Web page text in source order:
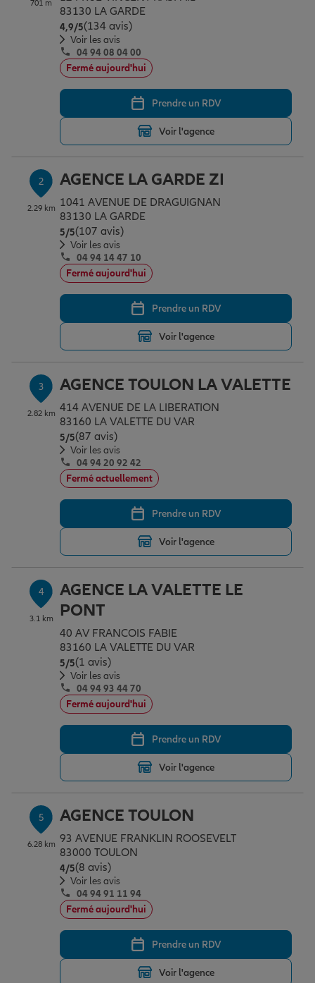
Assurance emprunteur
Prévoyance et dépendance
Assurance animal de compagnie
Protection de la famille
Protection juridique
Épargne & retraite
Plan épargne retraite
Assurance vie
Placements financiers
Investissements immobiliers
Transmission
Vos projets
Partir en vacances
Déménager
Changer de voiture
Départ à la retraite
Conseil assurance
Outre-mer
Assurance auto
Assurance habitation
Garantie des accidents de la vie
Assurance scolaire
Protection juridique
Tous nos devis d'assurance
Professionnels
Allianz en France
701 m
83130 LA GARDE
4,9/5Note de 4.9 sur 5
(134 avis)
Voir les avis
04 94 08 04 00
Fermé aujourd'hui
Prendre un RDV
Voir l'agence
2
2.29 km
AGENCE LA GARDE ZI
1041 AVENUE DE DRAGUIGNAN
83130 LA GARDE
5/5Note de 5 sur 5
(107 avis)
Voir les avis
04 94 14 47 10
Fermé aujourd'hui
Prendre un RDV
Voir l'agence
3
2.82 km
AGENCE TOULON LA VALETTE
414 AVENUE DE LA LIBERATION
83160 LA VALETTE DU VAR
5/5Note de 5 sur 5
(87 avis)
Voir les avis
04 94 20 92 42
Fermé actuellement
Prendre un RDV
Voir l'agence
4
3.1 km
AGENCE LA VALETTE LE
PONT
40 AV FRANCOIS FABIE
83160 LA VALETTE DU VAR
5/5Note de 5 sur 5
(1 avis)
Voir les avis
04 94 93 44 70
Fermé aujourd'hui
Prendre un RDV
Voir l'agence
5
6.28 km
AGENCE TOULON
93 AVENUE FRANKLIN ROOSEVELT
83000 TOULON
4/5Note de 4 sur 5
(8 avis)
Voir les avis
04 94 91 11 94
Fermé aujourd'hui
Prendre un RDV
Voir l'agence